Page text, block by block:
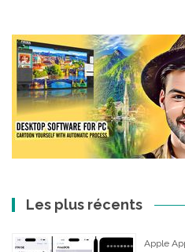
Les plus récents
Apple